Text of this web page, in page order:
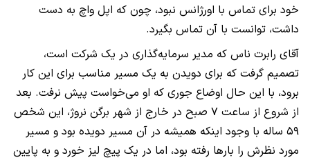
خود برای تماس با اورژانس نبود، چون که اپل واچ به دست
داشت، توانست با آن تماس بگیرد.
آقای رابرت ناس که مدیر سرمایه‌گذاری در یک شرکت است،
تصمیم گرفت که برای دویدن به یک مسیر مناسب برای این کار
برود، با این حال اوضاع جوری که او می‌خواست پیش نرفت. بعد
از شروع از ساعت ۷ صبح در خارج از شهر برگن نروژ، این شخص
۵۹ ساله با وجود اینکه همیشه در آن مسیر دویده بود و مسیر
مورد نظرش را بارها رفته بود، اما در یک پیچ لیز خورد و به پایین